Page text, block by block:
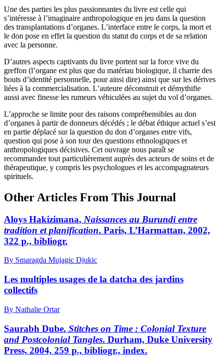
Une des parties les plus passionnantes du livre est celle qui
s’intéresse à l’imaginaire anthropologique en jeu dans la question
des transplantations d’organes. L’interface entre le corps, la mort et
le don pose en effet la question du statut du corps et de sa relation
avec la personne.
D’autres aspects captivants du livre portent sur la force vive du
greffon (l’organe est plus que du matériau biologique, il charrie des
bouts d’identité personnelle, pour ainsi dire) ainsi que sur les dérives
liées à la commercialisation. L’auteure déconstruit et démythifie
aussi avec finesse les rumeurs véhiculées au sujet du vol d’organes.
L’approche se limite pour des raisons compréhensibles au don
d’organes à partir de donneurs décédés ; le débat éthique actuel s’est
en partie déplacé sur la question du don d’organes entre vifs,
question qui pose à son tour des questions ethnologiques et
anthropologiques décisives. Cet ouvrage nous paraît se
recommander tout particulièrement auprès des acteurs de soins et de
thérapeutique, y compris les psychologues et les accompagnateurs
spirituels.
Other Articles From This Journal
Aloys Hakizimana, Naissances au Burundi entre
tradition et planification. Paris, L’Harmattan, 2002,
322 p., bibliogr.
By Smaragda Mujagic Djukic
Les multiples usages de la datcha des jardins
collectifs
By Nathalie Ortar
Saurabh Dube, Stitches on Time : Colonial Texture
and Postcolonial Tangles. Durham, Duke University
Press, 2004, 259 p., bibliogr., index.